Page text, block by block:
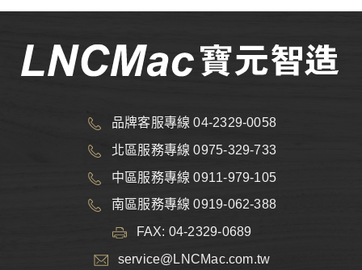
品牌客服專線 04-2329-0058
北區服務專線 0975-329-733
中區服務專線 0911-979-105
南區服務專線 0919-062-388
FAX: 04-2329-0689
service@LNCMac.com.tw